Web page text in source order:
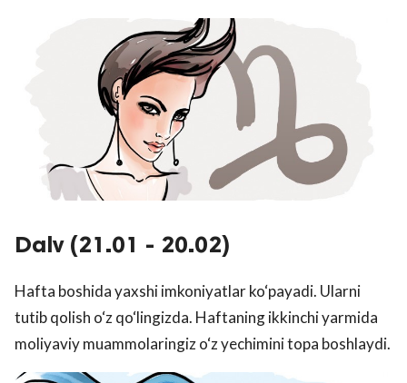
Dalv (21.01 - 20.02)
Hafta boshida yaxshi imkoniyatlar ko‘payadi. Ularni
tutib qolish o‘z qo‘lingizda. Haftaning ikkinchi yarmida
moliyaviy muammolaringiz o‘z yechimini topa boshlaydi.